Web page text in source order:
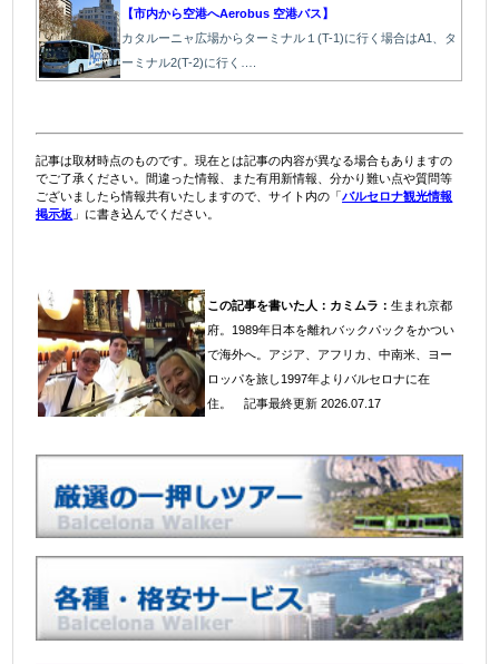
【市内から空港へAerobus 空港バス】
カタルーニャ広場からターミナル１(T-1)に行く場合はA1、タ
ーミナル2(T-2)に行く….
記事は取材時点のものです。現在とは記事の内容が異なる場合もありますの
でご了承ください。間違った情報、また有用新情報、分かり難い点や質問等
ございましたら情報共有いたしますので、サイト内の「バルセロナ観光情報
掲示板 」に書き込んでください。
この記事を書いた人： カミムラ：生まれ京都
府。1989年日本を離れバックパックをかつい
で海外へ。アジア、アフリカ、中南米、ヨー
ロッパを旅し1997年よりバルセロナに在
住。記事最終更新 2026.07.17